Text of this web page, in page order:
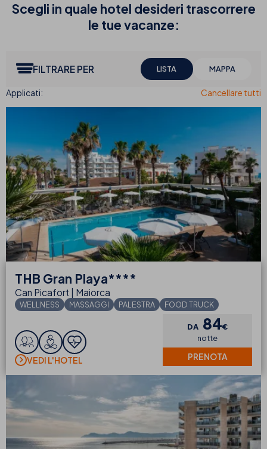
Scegli in quale hotel desideri trascorrere
le tue vacanze:
FILTRARE PER LISTA MAPPA
THB Gran Playa****
Can Picafort | Maiorca
WELLNESS MASSAGGI PALESTRA FOOD TRUCK
VEDI L'HOTEL
DA 84€
notte
PRENOTA